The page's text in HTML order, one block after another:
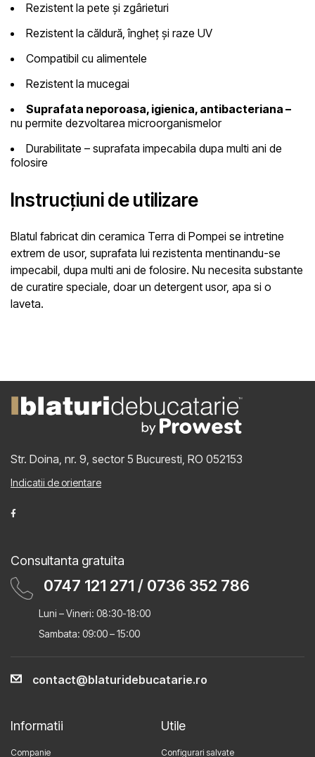
Rezistent la pete și zgârieturi
Rezistent la căldură, îngheț și raze UV
Compatibil cu alimentele
Rezistent la mucegai
Suprafata neporoasa, igienica, antibacteriana –
nu permite dezvoltarea microorganismelor
Durabilitate – suprafata impecabila dupa multi ani de
folosire
Instrucțiuni de utilizare
Blatul fabricat din ceramica Terra di Pompei se intretine
extrem de usor, suprafata lui rezistenta mentinandu-se
impecabil, dupa multi ani de folosire. Nu necesita substante
de curatire speciale, doar un detergent usor, apa si o
laveta.
Str. Doina, nr. 9, sector 5 Bucuresti, RO 052153
Indicatii de orientare
Consultanta gratuita
0747 121 271 / 0736 352 786
Luni – Vineri: 08:30-18:00
Sambata: 09:00 – 15:00
contact@blaturidebucatarie.ro
Informatii
Companie
Utile
Configurari salvate